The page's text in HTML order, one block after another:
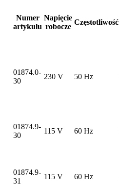
Numer
artykułu
Napięcie
robocze
Częstotliwość
01874.0-
30
230 V 50 Hz
01874.9-
30
115 V 60 Hz
01874.9-
31
115 V 60 Hz